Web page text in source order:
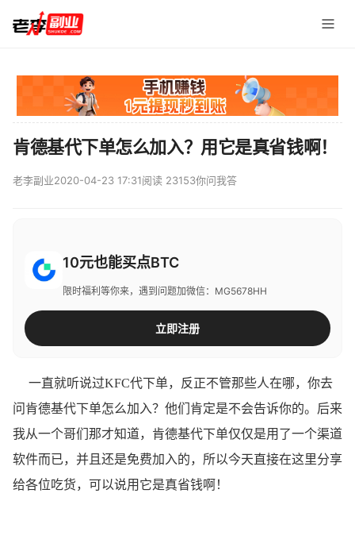
肯德基代下单怎么加入？用它是真省钱啊！
老李副业2020-04-23 17:31阅读 23153你问我答
10元也能买点BTC
限时福利等你来，遇到问题加微信：MG5678HH
立即注册
一直就听说过KFC代下单，反正不管那些人在哪，你去
问肯德基代下单怎么加入？他们肯定是不会告诉你的。后来
我从一个哥们那才知道，肯德基代下单仅仅是用了一个渠道
软件而已，并且还是免费加入的，所以今天直接在这里分享
给各位吃货，可以说用它是真省钱啊！